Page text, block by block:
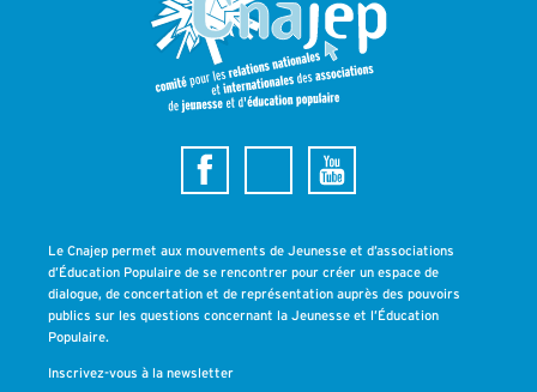
Le Cnajep permet aux mouvements de Jeunesse et d’associations
d’Éducation Populaire de se rencontrer pour créer un espace de
dialogue, de concertation et de représentation auprès des pouvoirs
publics sur les questions concernant la Jeunesse et l’Éducation
Populaire.
Inscrivez-vous à la newsletter